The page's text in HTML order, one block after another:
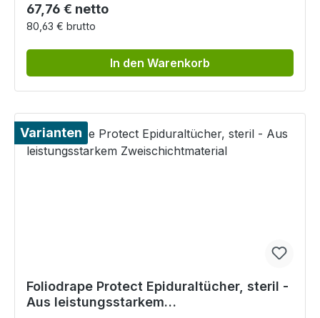
Regulärer Preis:
67,76 € netto
80,63 € brutto
In den Warenkorb
Varianten
Foliodrape Protect Epiduraltücher, steril -
Aus leistungsstarkem